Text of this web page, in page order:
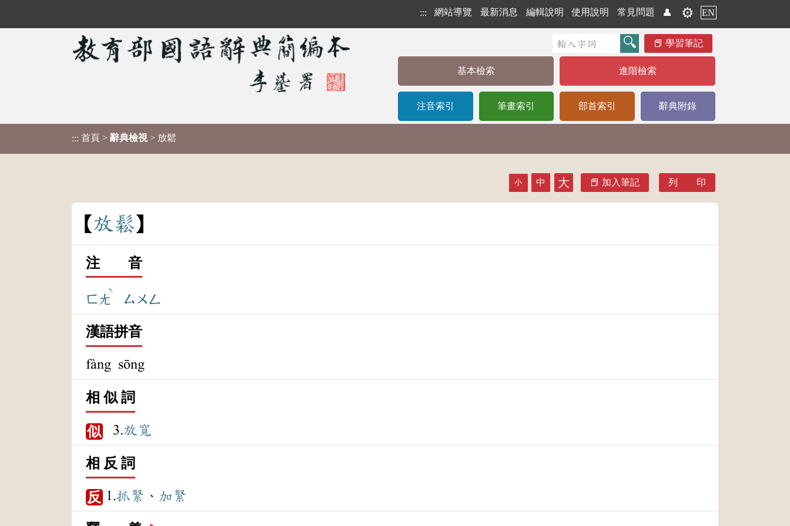
::: 網站導覽 最新消息 編輯說明 使用說明 常見問題 👤 ⚙️ EN
學習筆記
基本檢索 進階檢索
注音索引 筆畫索引 部首索引 辭典附錄
::: 首頁 > 辭典檢視 > 放鬆
小 中 大 加入筆記 列 印
放 鬆
注 音
ㄈㄤ
ˋ
ㄙㄨㄥ
漢語拼音
fàng sōng
相 似 詞
似 3.放寬
相 反 詞
反 1.抓緊 、 加緊